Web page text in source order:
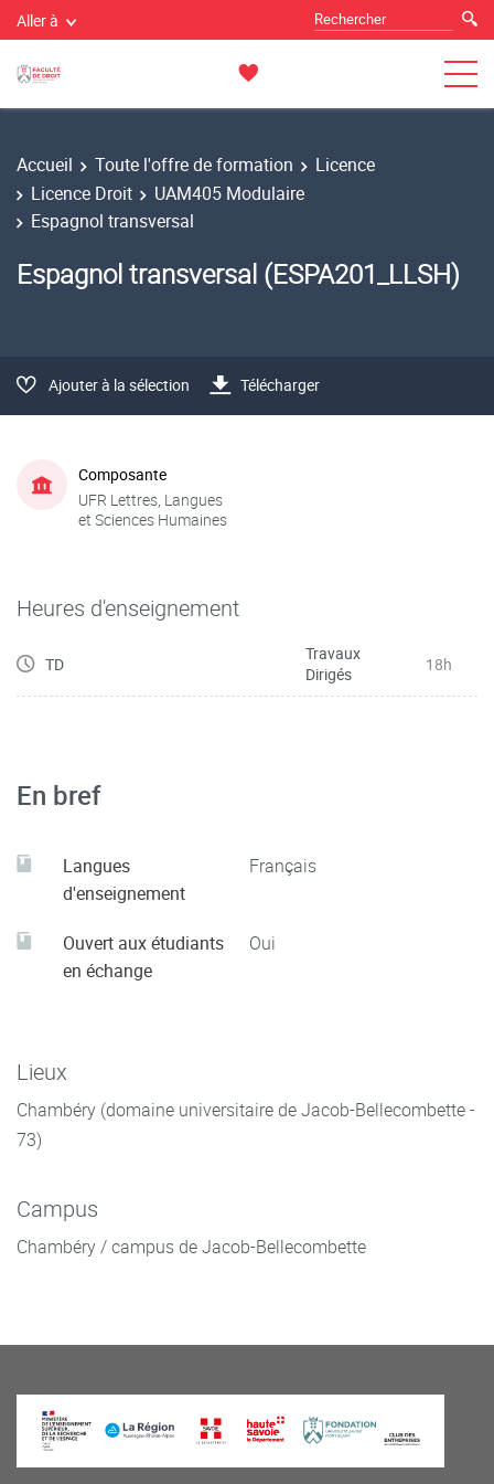
Aller à
Accueil Toute l'offre de formation
Licence
Licence Droit
UAM405 Modulaire
Espagnol transversal
Espagnol transversal (ESPA201_LLSH)
Ajouter à la sélection Télécharger
Composante
UFR Lettres, Langues
et Sciences Humaines
Heures d'enseignement
TD
Travaux
Dirigés
18h
En bref
Langues
d'enseignement
Français
Ouvert aux étudiants
en échange
Oui
Lieux
Chambéry (domaine universitaire de Jacob-Bellecombette -
73)
Campus
Chambéry / campus de Jacob-Bellecombette